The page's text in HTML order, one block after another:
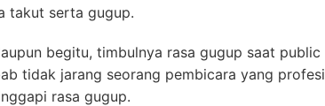
takut serta gugup.
begitu, timbulnya rasa gugup saat
tidak jarang seorang pembicara yang
rasa gugup.